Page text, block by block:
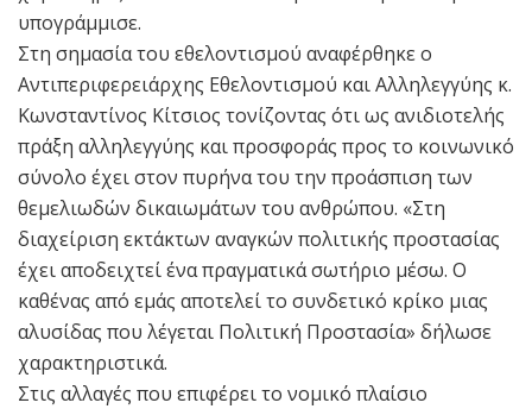
υπογράμμισε.
Στη σημασία του εθελοντισμού αναφέρθηκε ο
Αντιπεριφερειάρχης Εθελοντισμού και Αλληλεγγύης κ.
Κωνσταντίνος Κίτσιος τονίζοντας ότι ως ανιδιοτελής
πράξη αλληλεγγύης και προσφοράς προς το κοινωνικό
σύνολο έχει στον πυρήνα του την προάσπιση των
θεμελιωδών δικαιωμάτων του ανθρώπου. «Στη
διαχείριση εκτάκτων αναγκών πολιτικής προστασίας
έχει αποδειχτεί ένα πραγματικά σωτήριο μέσω. Ο
καθένας από εμάς αποτελεί το συνδετικό κρίκο μιας
αλυσίδας που λέγεται Πολιτική Προστασία» δήλωσε
χαρακτηριστικά.
Στις αλλαγές που επιφέρει το νομικό πλαίσιο